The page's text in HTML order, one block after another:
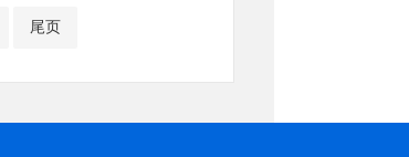
尾页